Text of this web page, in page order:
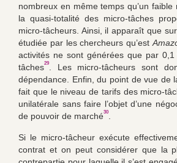
nombreux en même temps qu’un
la quasi-totalité des micro-tâches
micro-tâcheurs. Ainsi, il apparaît que
étudiée par les chercheurs qu’est
activités ne sont générées que par
tâches29
. Les micro-tâcheurs sont
dépendance. Enfin, du point de vue de
fait que le niveau de tarifs des micro-
unilatérale sans faire l’objet d’une
de pouvoir de marché30
Si le micro-tâcheur exécute
contrat et on peut considérer que la